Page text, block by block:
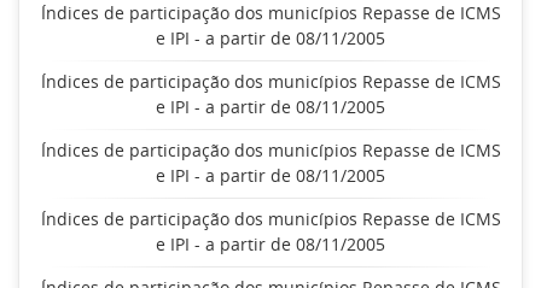
Índices de participação dos municípios Repasse de ICMS
e IPI - a partir de 08/11/2005
Índices de participação dos municípios Repasse de ICMS
e IPI - a partir de 08/11/2005
Índices de participação dos municípios Repasse de ICMS
e IPI - a partir de 08/11/2005
Índices de participação dos municípios Repasse de ICMS
e IPI - a partir de 08/11/2005